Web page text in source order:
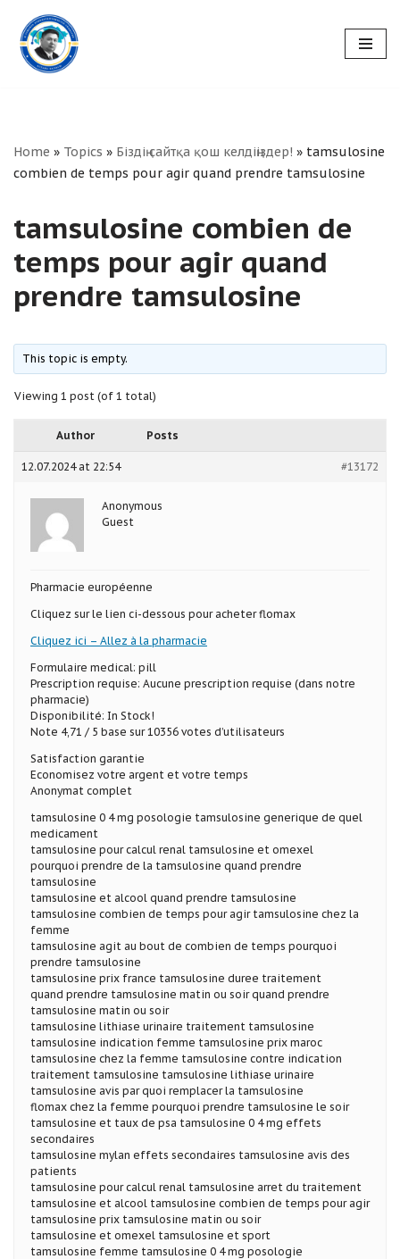
Skip
to
Home » Topics » Біздің сайтқа қош келдіңіздер! » tamsulosine
combien de temps pour agir quand prendre tamsulosine
tamsulosine combien de
temps pour agir quand
prendre tamsulosine
This topic is empty.
Viewing 1 post (of 1 total)
Author Posts
12.07.2024 at 22:54 #13172
Anonymous
Guest
Pharmacie européenne
Cliquez sur le lien ci-dessous pour acheter flomax
Cliquez ici – Allez à la pharmacie
Formulaire medical: pill
Prescription requise: Aucune prescription requise (dans notre
pharmacie)
Disponibilité: In Stock!
Note 4,71 / 5 base sur 10356 votes d’utilisateurs
Satisfaction garantie
Economisez votre argent et votre temps
Anonymat complet
tamsulosine 0 4 mg posologie tamsulosine generique de quel
medicament
tamsulosine pour calcul renal tamsulosine et omexel
pourquoi prendre de la tamsulosine quand prendre
tamsulosine
tamsulosine et alcool quand prendre tamsulosine
tamsulosine combien de temps pour agir tamsulosine chez la
femme
tamsulosine agit au bout de combien de temps pourquoi
prendre tamsulosine
tamsulosine prix france tamsulosine duree traitement
quand prendre tamsulosine matin ou soir quand prendre
tamsulosine matin ou soir
tamsulosine lithiase urinaire traitement tamsulosine
tamsulosine indication femme tamsulosine prix maroc
tamsulosine chez la femme tamsulosine contre indication
traitement tamsulosine tamsulosine lithiase urinaire
tamsulosine avis par quoi remplacer la tamsulosine
flomax chez la femme pourquoi prendre tamsulosine le soir
tamsulosine et taux de psa tamsulosine 0 4 mg effets
secondaires
tamsulosine mylan effets secondaires tamsulosine avis des
patients
tamsulosine pour calcul renal tamsulosine arret du traitement
tamsulosine et alcool tamsulosine combien de temps pour agir
tamsulosine prix tamsulosine matin ou soir
tamsulosine et omexel tamsulosine et sport
tamsulosine femme tamsulosine 0 4 mg posologie